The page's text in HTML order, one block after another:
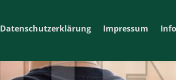
Datenschutzerklärung Impressum